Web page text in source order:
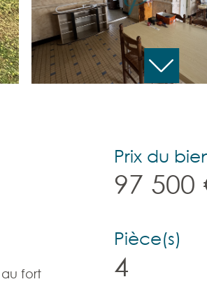
fort
Prix du
97 500
Pièce(s)
4